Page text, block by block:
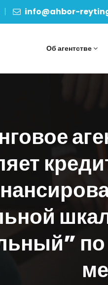
info@ahbor-
Об агентстве
по